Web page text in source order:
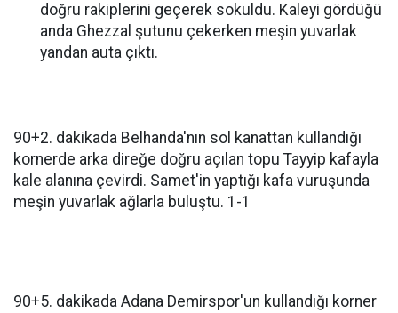
doğru rakiplerini geçerek sokuldu. Kaleyi gördüğü
anda Ghezzal şutunu çekerken meşin yuvarlak
yandan auta çıktı.
90+2. dakikada Belhanda'nın sol kanattan kullandığı
kornerde arka direğe doğru açılan topu Tayyip kafayla
kale alanına çevirdi. Samet'in yaptığı kafa vuruşunda
meşin yuvarlak ağlarla buluştu. 1-1
90+5. dakikada Adana Demirspor'un kullandığı korner